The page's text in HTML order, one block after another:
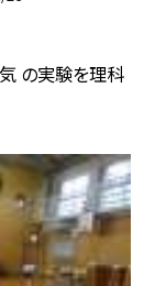
の実験を理科